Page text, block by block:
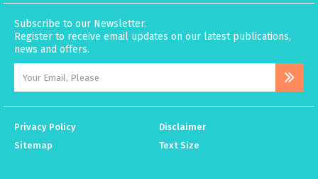
Subscribe to our Newsletter.
Register to receive email updates on our latest publications,
news and offers.
Privacy Policy
Disclaimer
Sitemap
Text Size